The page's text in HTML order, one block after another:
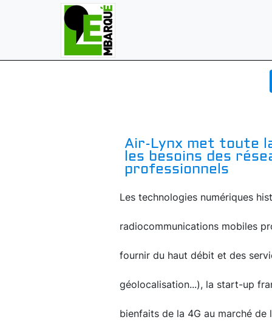
Air-Lynx met toute
les besoins des
professionnels
Les technologies numériques
radiocommunications mobiles
fournir du haut débit et des
géolocalisation...), la start-up
bienfaits de la 4G au marché de